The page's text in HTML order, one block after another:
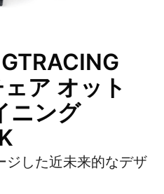
ア オット
ニング
ジした近未来的なデザ